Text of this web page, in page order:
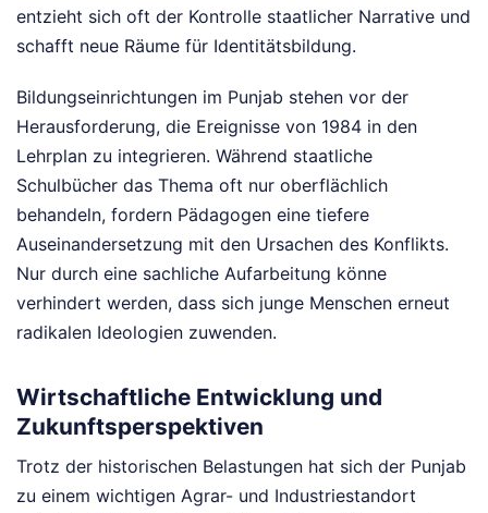
entzieht sich oft der Kontrolle staatlicher Narrative und
schafft neue Räume für Identitätsbildung.
Bildungseinrichtungen im Punjab stehen vor der
Herausforderung, die Ereignisse von 1984 in den
Lehrplan zu integrieren. Während staatliche
Schulbücher das Thema oft nur oberflächlich
behandeln, fordern Pädagogen eine tiefere
Auseinandersetzung mit den Ursachen des Konflikts.
Nur durch eine sachliche Aufarbeitung könne
verhindert werden, dass sich junge Menschen erneut
radikalen Ideologien zuwenden.
Wirtschaftliche Entwicklung und
Zukunftsperspektiven
Trotz der historischen Belastungen hat sich der Punjab
zu einem wichtigen Agrar- und Industriestandort